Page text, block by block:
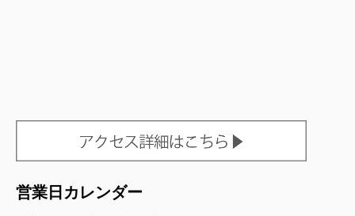
営業日カレンダー